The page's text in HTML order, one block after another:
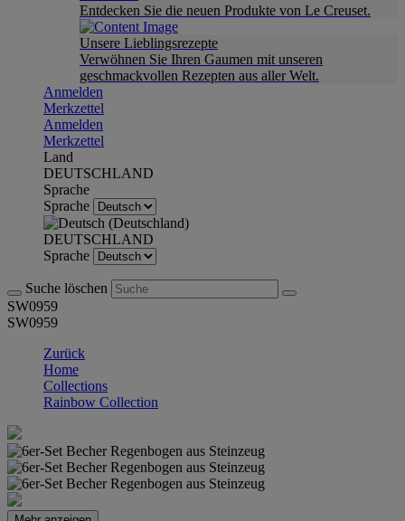
Entdecken Sie die neuen Produkte von Le Creuset.
Unsere Lieblingsrezepte
Verwöhnen Sie Ihren Gaumen mit unseren
geschmackvollen Rezepten aus aller Welt.
Anmelden
Merkzettel
Anmelden
Merkzettel
Land
DEUTSCHLAND
Sprache
Sprache
DEUTSCHLAND
Sprache
Suche löschen
SW0959
SW0959
Zurück
Home
Collections
Rainbow Collection